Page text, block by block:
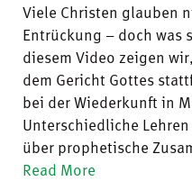
Viele Christen glauben
Entrückung – doch
diesem Video zeigen
dem Gericht Gottes
bei der Wiederkunft in
Unterschiedliche
über prophetische
Read More